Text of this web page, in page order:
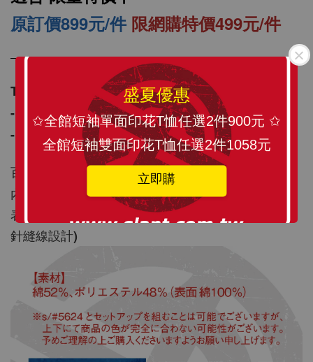
盛夏優惠
✩全館短袖單面印花T恤任選2件900元 ✩
全館短袖雙面印花T恤任選2件1058元
立即購
SLANT 素面中性 短袖T恤 百搭T恤 潮牌品質
100%精梳環紡棉 亞洲版型 經典合身12色可選
NT$ 199
NT$ 299
- +
加入購物車
原訂價899元/件 限網購特價499元/件
T/C 內刷毛
10OZ
- 棉 & 聚酯纖維
- S / M / L / XL / 2XL
百變搭配，簡單實穿 經典大學T/連帽T/連帽外套
內層內刷毛 棉52%、聚酯纖維48 %
表層純棉100%（不易鬆脫，耐洗耐穿，領口加強雙
針縫線設計)